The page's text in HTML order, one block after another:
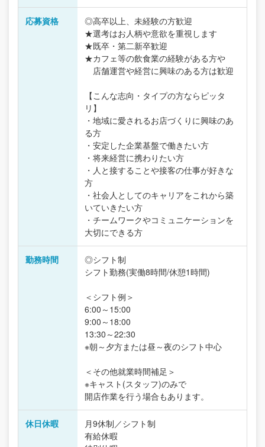
応募資格
◎高卒以上、未経験の方歓迎
★選考はお人柄や意欲を重視します
★既卒・第二新卒歓迎
★カフェ等の飲食業の経験がある方や
店舗運営や経営に興味のある方は歓迎
【こんな志向・タイプの方ならピッタ
リ】
・地域に愛されるお店づくりに興味のあ
る方
・安定した企業基盤で働きたい方
・将来経営に携わりたい方
・人と接することや接客の仕事が好きな
方
・社会人としてのキャリアをこれから築
いていきたい方
・チームワークやコミュニケーションを
大切にできる方
勤務時間
◎シフト制
シフト勤務(実働8時間/休憩1時間)
＜シフト例＞
6:00～15:00
9:00～18:00
13:30～22:30
※朝～夕方または昼～夜のシフト中心
＜その他就業時間補足＞
※キャスト(スタッフ)のみで
開店作業を行う場合もあります。
休日休暇
月9休制／シフト制
有給休暇